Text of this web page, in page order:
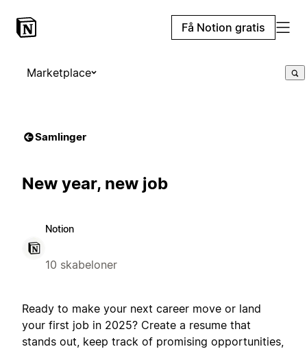
Få Notion gratis
Marketplace
Samlinger
New year, new job
Notion
10 skabeloner
Ready to make your next career move or land
your first job in 2025? Create a resume that
stands out, keep track of promising opportunities,